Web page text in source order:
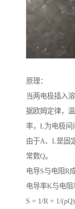
原理：
当两电极插入
据欧姆定律，
率，L为电极间
由于A、L是固
常数Q。
电导S与电阻R
电导率K与电阻
S = 1/R = 1/